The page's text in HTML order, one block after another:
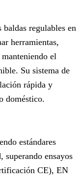
baldas regulables en
herramientas,
el
Su sistema de
rápida y
doméstico.
estándares
superando ensayos
CE), EN